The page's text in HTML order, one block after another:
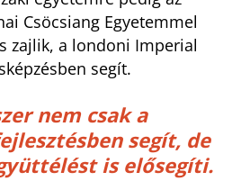
Csöcsiang Egyetemmel
zajlik, a londoni Imperial
segít.
nem csak a
segít, de
is elősegíti.